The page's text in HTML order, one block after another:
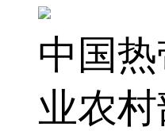
中国
业农